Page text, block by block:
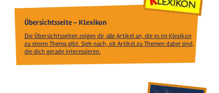
Übersichtsseite - Klexikon
Die Übersichtsseiten zeigen dir alle Artikel an, die es im Klexikon
zu einem Thema gibt. Sieh nach, ob Artikel zu Themen dabei sind,
die dich gerade interessieren.